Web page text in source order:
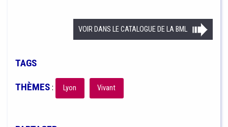
VOIR DANS LE CATALOGUE DE LA BML
TAGS
THÈMES: Lyon Vivant